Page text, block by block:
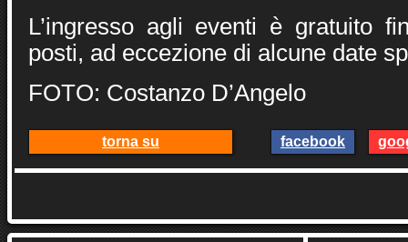
L’ingresso agli eventi è gratuito
posti, ad eccezione di alcune date
FOTO: Costanzo D’Angelo
torna su facebook